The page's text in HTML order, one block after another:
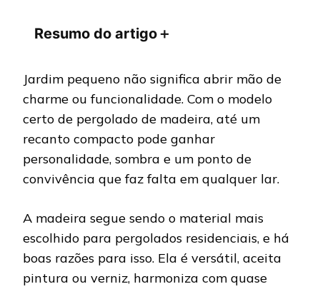
Resumo do artigo＋
Jardim pequeno não significa abrir mão de
charme ou funcionalidade. Com o modelo
certo de pergolado de madeira, até um
recanto compacto pode ganhar
personalidade, sombra e um ponto de
convivência que faz falta em qualquer lar.
A madeira segue sendo o material mais
escolhido para pergolados residenciais, e há
boas razões para isso. Ela é versátil, aceita
pintura ou verniz, harmoniza com quase